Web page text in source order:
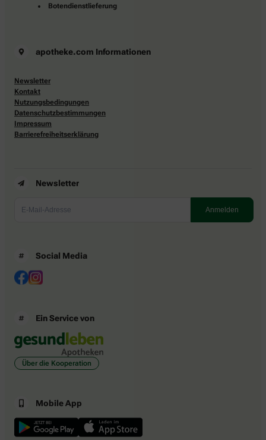
Botendienstlieferung
apotheke.com Informationen
Newsletter
Kontakt
Nutzungsbedingungen
Datenschutzbestimmungen
Impressum
Barrierefreiheitserklärung
Newsletter
Social Media
Ein Service von
Über die Kooperation
Mobile App